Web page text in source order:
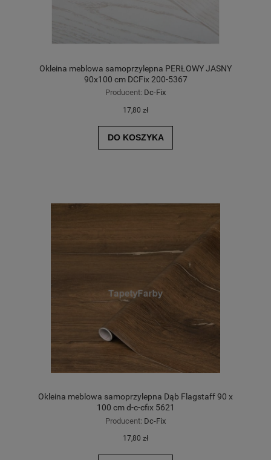
Okleina meblowa samoprzylepna PERŁOWY JASNY
90x100 cm DCFix 200-5367
Producent: Dc-Fix
17,80 zł
DO KOSZYKA
Okleina meblowa samoprzylepna Dąb Flagstaff 90 x
100 cm d-c-cfix 5621
Producent: Dc-Fix
17,80 zł